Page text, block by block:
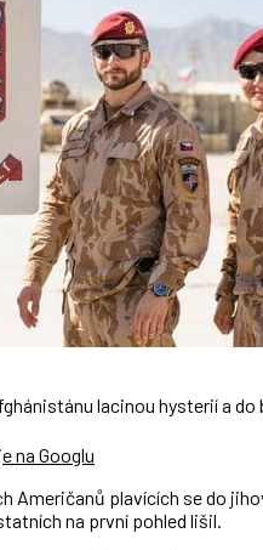
lacinou hysterií a
na Googlu
Američanů plavících se do
na první pohled lišil.